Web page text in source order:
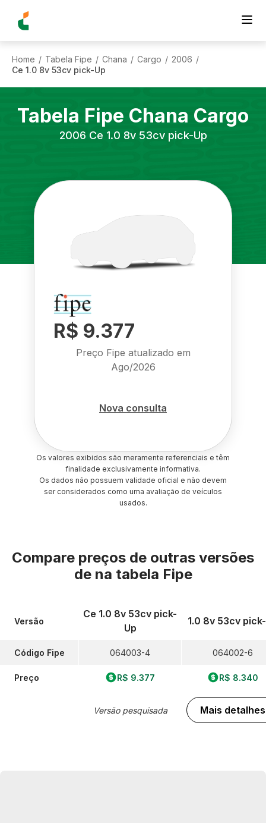
Home / Tabela Fipe / Chana / Cargo / 2006 /
Ce 1.0 8v 53cv pick-Up
Tabela Fipe Chana Cargo
2006 Ce 1.0 8v 53cv pick-Up
R$ 9.377
Preço Fipe atualizado em
Ago/2026
Nova consulta
Os valores exibidos são meramente referenciais e têm
finalidade exclusivamente informativa.
Os dados não possuem validade oficial e não devem
ser considerados como uma avaliação de veículos
usados.
Compare preços de outras versões
de na tabela Fipe
Versão
Código Fipe
Preço
Ce 1.0 8v 53cv pick-
Up
064003-4
R$ 9.377
Versão pesquisada
1.0 8v 53cv
064002-6
R$ 8.340
Mais detalhes